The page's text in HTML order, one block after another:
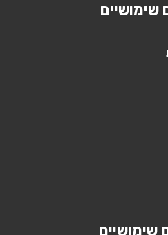
שימושיים
שימושיים